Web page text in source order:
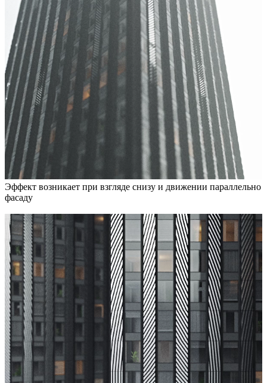
Эффект возникает при взгляде снизу и движении параллельно
фасаду